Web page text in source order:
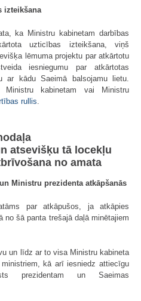
izteikšana
ka Ministru kabinetam darbības
uzticības izteikšana, viņš
lēmuma projektu par atkārtotu
iesniegumu par atkārtotas
ar kādu Saeimā balsojamu lietu.
Ministru kabinetam vai Ministru
rullis.
atsevišķu tā locekļu
no amata
Ministru prezidenta atkāpšanās
par atkāpušos, ja atkāpies
no šā panta trešajā daļā minētajiem
un līdz ar to visa Ministru kabineta
kā arī iesniedz attiecīgu
prezidentam un Saeimas